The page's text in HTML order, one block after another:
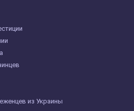
из Украины